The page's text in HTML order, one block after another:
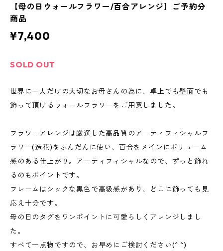
【母の日ウォールフラワー/百合アレンジ】ご予約分
商品
¥7,400
SOLD OUT
世界に一人だけの大切なお母さんの為に、卓上でも壁面でも
飾って頂けるウォールフラワーをご用意しました。
フラワーアレンジは厳選した高品質のアーティフィシャルフ
ラワー(造花)をふんだんに使い、百合をメインにボリューム
感のある仕上がり。アーティフィシャルなので、ずっと飾れ
るのもポイントです。
フレームはシックな黒色で高級感があり、どこに飾っても見
応え十分です。
母の日のタグをワンポイントに可愛らしくアレンジしまし
た。
すべて一点物ですので、お早めにご検討ください(^ ^)